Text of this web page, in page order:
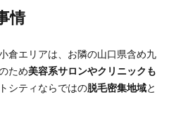
情
倉エリアは、お隣の山口県含め九
ため美容系サロンやクリニックも
シティならではの脱毛密集地域と